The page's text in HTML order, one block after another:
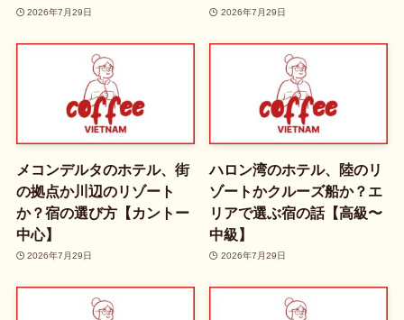
2026年7月29日 2026年7月29日
メコンデルタのホテル、街
の拠点か川辺のリゾート
か？宿の選び方【カントー
中心】
2026年7月29日
ハロン湾のホテル、陸のリ
ゾートかクルーズ船か？エ
リアで選ぶ宿の話【高級〜
中級】
2026年7月29日